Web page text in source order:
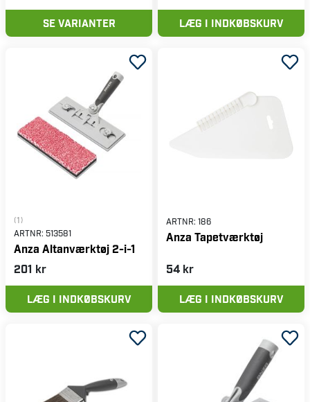
SE VARIANTER LÆG I INDKØBSKURV
(1)
ARTNR: 513581
Anza Altanværktøj 2-i-1
201 kr
LÆG I INDKØBSKURV
ARTNR: 186
Anza Tapetværktøj
54 kr
LÆG I INDKØBSKURV